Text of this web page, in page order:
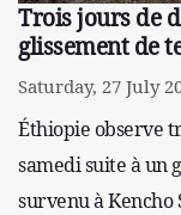
Trois jours de
glissement de
Saturday, 27 July
Éthiopie observe
samedi suite à un
survenu à Kencho